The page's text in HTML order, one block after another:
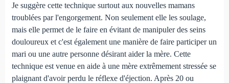
Je suggère cette technique surtout aux nouvelles mamans
troublées par l'engorgement. Non seulement elle les soulage,
mais elle permet de le faire en évitant de manipuler des seins
douloureux et c'est également une manière de faire participer un
mari ou une autre personne désirant aider la mère. Cette
technique est venue en aide à une mère extrêmement stressée se
plaignant d'avoir perdu le réflexe d'éjection. Après 20 ou